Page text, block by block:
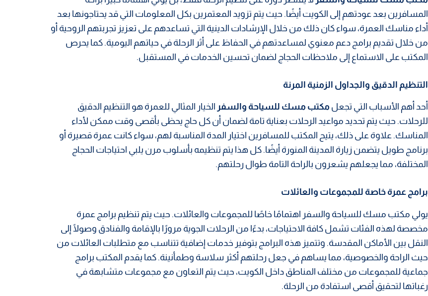
المسافرين بعد عودتهم إلى الكويت أيضًا. حيث يتم تزويد المعتمرين بكل المعلومات التي قد يحتاجونها بعد
أداء مناسك العمرة، سواء كان ذلك من خلال الإرشادات الدينية التي تساعدهم على تعزيز تجربتهم الروحية أو
من خلال تقديم برامج دعم معنوي لمساعدتهم في الحفاظ على أثر الرحلة في حياتهم اليومية. كما يحرص
المكتب على الاستماع إلى ملاحظات الحجاج لضمان تحسين الخدمات في المستقبل.
التنظيم الدقيق والجداول الزمنية المرنة
أحد أهم الأسباب التي تجعل مكتب مسك للسياحة والسفر الخيار المثالي للعمرة هو التنظيم الدقيق
للرحلات. حيث يتم تحديد مواعيد الرحلات بعناية تامة لضمان أن كل حاج يحظى بأقصى وقت ممكن لأداء
المناسك. علاوة على ذلك، يتيح المكتب للمسافرين اختيار المدة المناسبة لهم، سواء كانت عمرة قصيرة أو
برنامج طويل يتضمن زيارة المدينة المنورة أيضًا. كل هذا يتم تنظيمه بأسلوب مرن يلبي احتياجات الحجاج
المختلفة، مما يجعلهم يشعرون بالراحة التامة طوال رحلتهم.
برامج عمرة خاصة للمجموعات والعائلات
يولي مكتب مسك للسياحة والسفر اهتمامًا خاصًا للمجموعات والعائلات. حيث يتم تنظيم برامج عمرة
مخصصة لهذه الفئات تشمل كافة الاحتياجات، بدءًا من الرحلات الجوية مرورًا بالإقامة والفنادق وصولًا إلى
النقل بين الأماكن المقدسة. وتتميز هذه البرامج بتوفير خدمات إضافية تتناسب مع متطلبات العائلات من
حيث الراحة والخصوصية، مما يساهم في جعل رحلتهم أكثر سلاسة وطمأنينة. كما يقدم المكتب برامج
جماعية للمجموعات من مختلف المناطق داخل الكويت، حيث يتم التعاون مع مجموعات متشابهة في
رغباتها لتحقيق أقصى استفادة من الرحلة.